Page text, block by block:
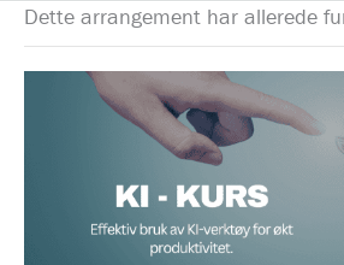
Dette arrangement har allerede